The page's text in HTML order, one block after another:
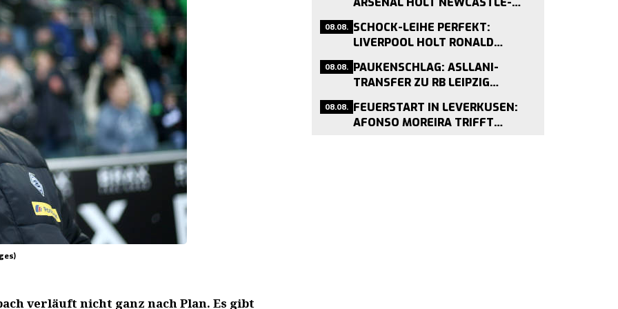
verläuft nicht ganz nach Plan. Es gibt
PFUND
08.08. SCHOCK-LEIHE PERFEKT:
LIVERPOOL HOLT RONALD
MEDIZINCHECK HEUTE
08.08. PAUKENSCHLAG: ASLLANI-
TRANSFER ZU RB LEIPZIG
STOPPT WECHSEL
08.08. FEUERSTART IN LEVERKUSEN:
AFONSO MOREIRA TRIFFT